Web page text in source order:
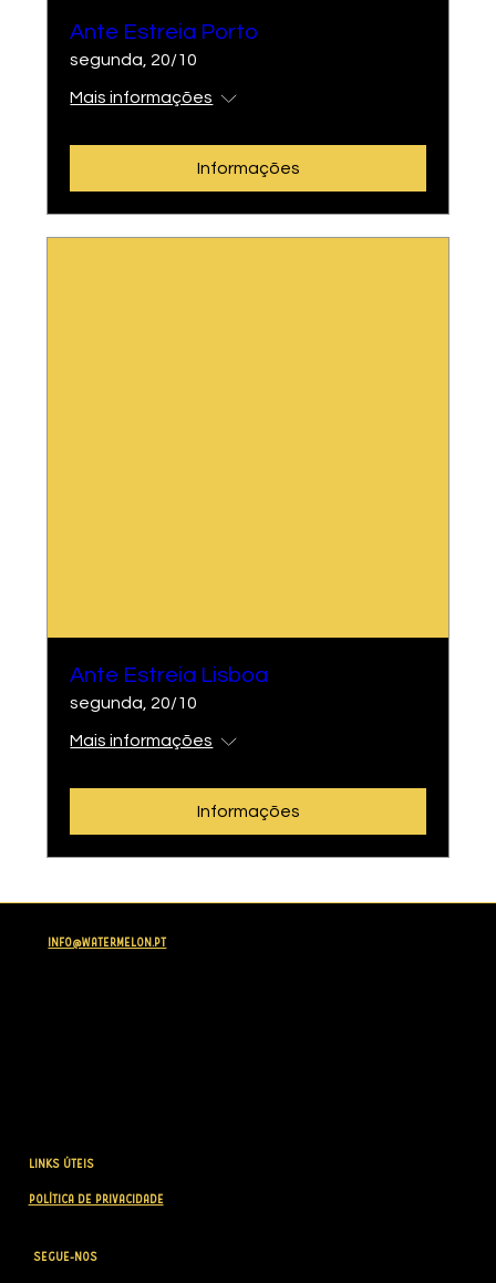
Ante Estreia Porto
segunda, 20/10
Mais informações
Informações
Ante Estreia Lisboa
segunda, 20/10
Mais informações
Informações
LINKS ÚTEIS
POLÍTICA DE PRIVACIDADE
SEGUE-NOS
INFO@WATERMELON.PT